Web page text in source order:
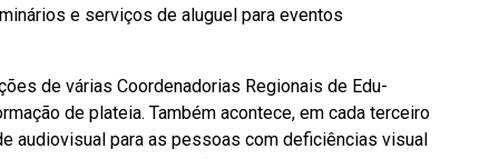
e serviços de aluguel para eventos
de váriasCoordenadorias Regionais de Edu-
de plateia. Também acontece, em cada terceiro
audiovisual para as pessoas com deficiências visual